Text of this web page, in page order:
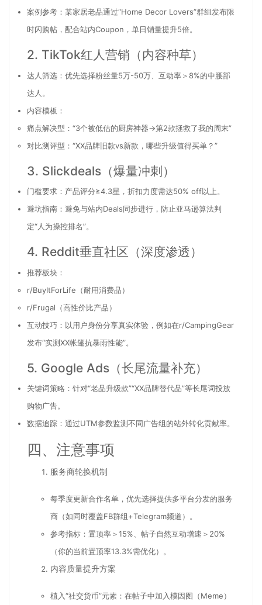
案例参考：某家居老品通过“Home Decor Lovers”群组发布限
时闪购帖，配合站内Coupon，单日销量提升5倍。
2. TikTok红人营销（内容种草）
达人筛选：优先选择粉丝量5万-50万、互动率＞8%的中腰部
达人。
内容模板：
痛点解决型：“3个被低估的厨房神器→第2款拯救了我的周末”
对比测评型：“XX品牌旧款vs新款，哪些升级值得买单？”
3. Slickdeals（爆量冲刺）
门槛要求：产品评分≥4.3星，折扣力度需达50% off以上。
避坑指南：避免与站内Deals同步进行，防止亚马逊算法判
定“人为操控排名”。
4. Reddit垂直社区（深度渗透）
推荐板块：
r/BuyItForLife（耐用消费品）
r/Frugal（高性价比产品）
互动技巧：以用户身份分享真实体验，例如在r/CampingGear
发布“实测XX帐篷抗暴雨性能”。
5. Google Ads（长尾流量补充）
关键词策略：针对“老品升级款”“XX品牌替代品”等长尾词投放
购物广告。
数据追踪：通过UTM参数监测不同广告组的站外转化贡献率。
四、注意事项
服务商轮换机制
每季度更新合作名单，优先选择提供多平台分发的服务
商（如同时覆盖FB群组+Telegram频道）。
参考指标：置顶率＞15%、帖子自然互动增速＞20%
（你的当前置顶率13.3%需优化）。
内容质量提升方案
植入“社交货币”元素：在帖子中加入模因图（Meme）